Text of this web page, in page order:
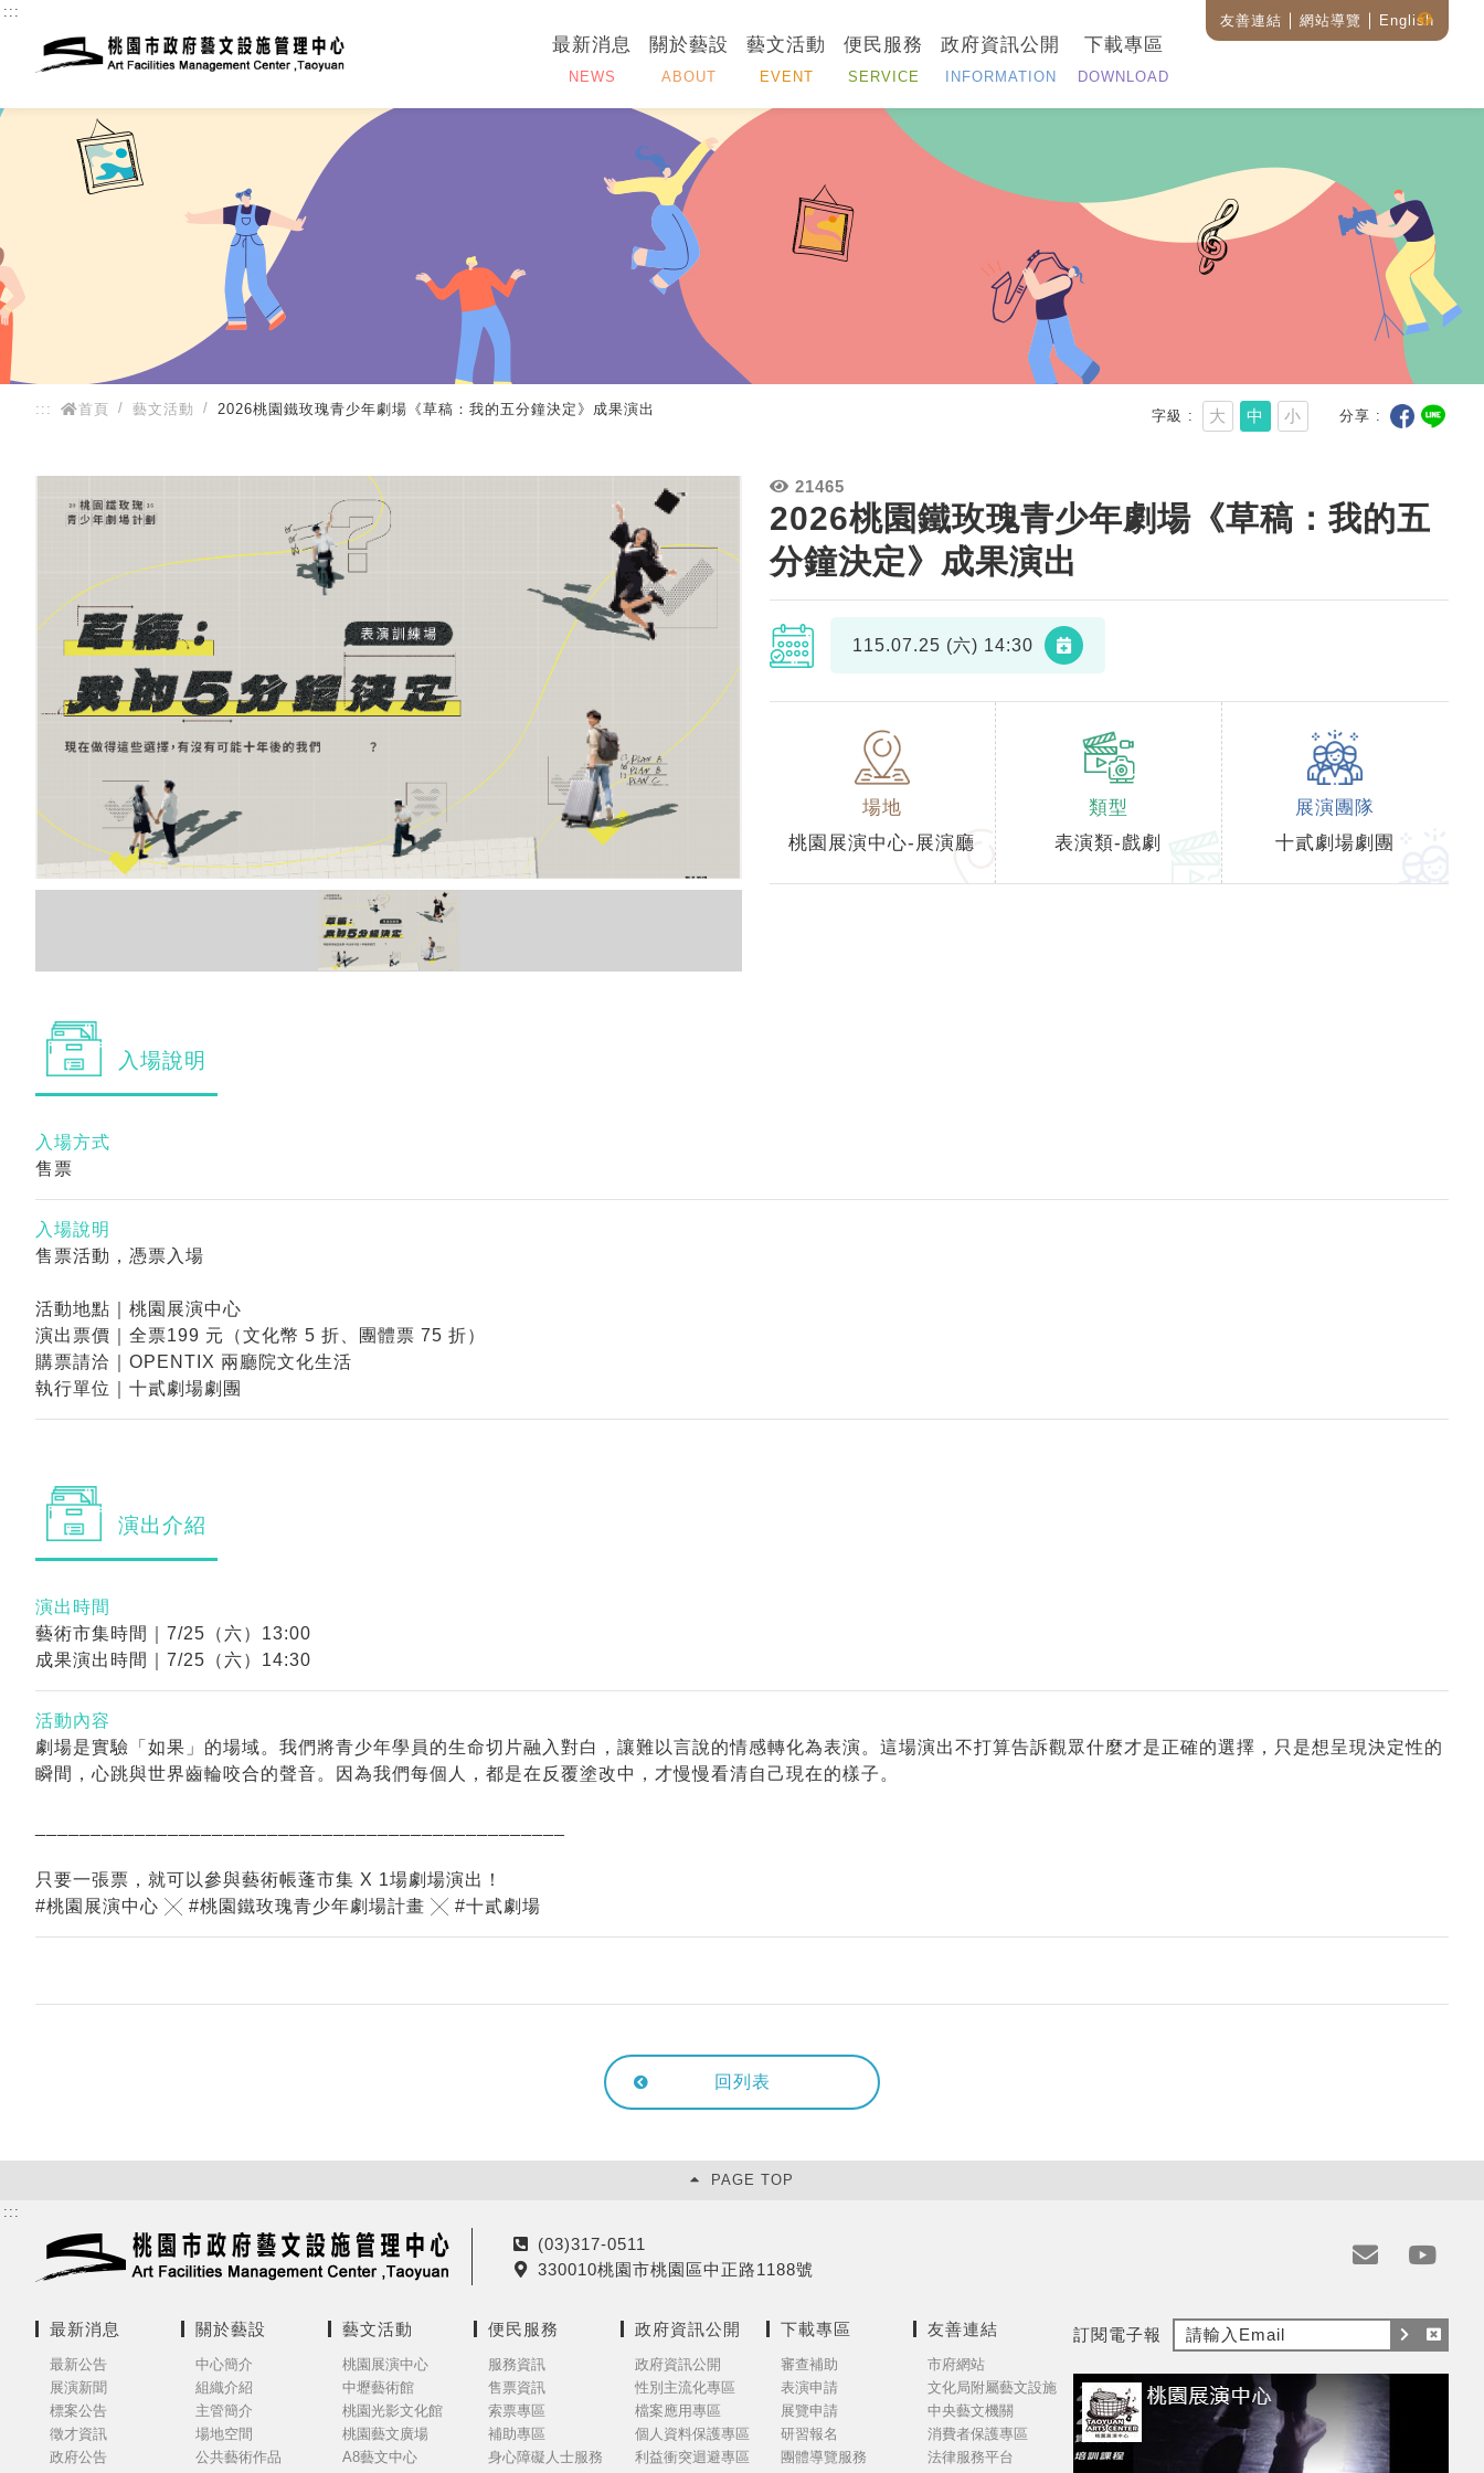
:::
最新消息
NEWS
關於藝設
ABOUT
藝文活動
EVENT
便民服務
SERVICE
政府資訊公開
INFORMATION
下載專區
DOWNLOAD
友善連結 網站導覽 English
::: 首頁 藝文活動 2026桃園鐵玫瑰青少年劇場《草稿：我的五分鐘決定》成果演出 字級 大 中 小 分享
21465
2026桃園鐵玫瑰青少年劇場《草稿：我的五
分鐘決定》成果演出
115.07.25 (六) 14:30
場地
桃園展演中心-展演廳
類型
表演類-戲劇
展演團隊
十貳劇場劇團
入場說明
入場方式
售票
入場說明
售票活動，憑票入場
活動地點｜桃園展演中心
演出票價｜全票199 元（文化幣 5 折、團體票 75 折）
購票請洽｜OPENTIX 兩廳院文化生活
執行單位｜十貳劇場劇團
演出介紹
演出時間
藝術市集時間｜7/25（六）13:00
成果演出時間｜7/25（六）14:30
活動內容
劇場是實驗「如果」的場域。我們將青少年學員的生命切片融入對白，讓難以言說的情感轉化為表演。這場演出不打算告訴觀眾什麼才是正確的選擇，只是想呈現決定性的
瞬間，心跳與世界齒輪咬合的聲音。因為我們每個人，都是在反覆塗改中，才慢慢看清自己現在的樣子。
只要一張票，就可以參與藝術帳蓬市集 X 1場劇場演出！
#桃園展演中心 ╳ #桃園鐵玫瑰青少年劇場計畫 ╳ #十貳劇場
回列表
PAGE TOP
:::
電
話
(03)317-0511
地
330010桃園市桃園區中正路1188號
m
a
i
l
t
最新消息
最新公告
展演新聞
標案公告
徵才資訊
政府公告
關於藝設
中心簡介
組織介紹
主管簡介
場地空間
公共藝術作品
藝文活動
桃園展演中心
中壢藝術館
桃園光影文化館
桃園藝文廣場
A8藝文中心
便民服務
服務資訊
售票資訊
索票專區
補助專區
身心障礙人士服務
政府資訊公開
政府資訊公開
性別主流化專區
檔案應用專區
個人資料保護專區
利益衝突迴避專區
下載專區
審查補助
表演申請
展覽申請
研習報名
團體導覽服務
友善連結
市府網站
文化局附屬藝文設施
中央藝文機關
消費者保護專區
法律服務平台
訂閱電子報
訂
取